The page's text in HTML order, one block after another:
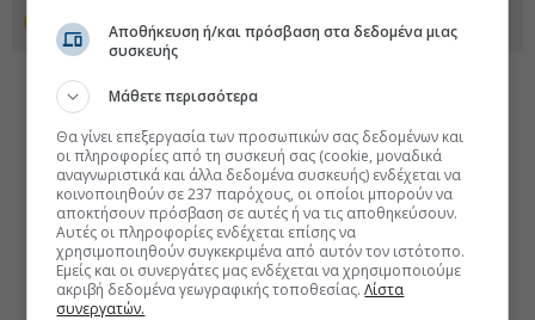
Προσθέστε το euro2day.gr στο Discover
Αποθήκευση ή/και πρόσβαση στα δεδομένα μιας
συσκευής
Μάθετε περισσότερα
Θα γίνει επεξεργασία των προσωπικών σας δεδομένων και
οι πληροφορίες από τη συσκευή σας (cookie, μοναδικά
αναγνωριστικά και άλλα δεδομένα συσκευής) ενδέχεται να
κοινοποιηθούν σε 237 παρόχους, οι οποίοι μπορούν να
αποκτήσουν πρόσβαση σε αυτές ή να τις αποθηκεύσουν.
Αυτές οι πληροφορίες ενδέχεται επίσης να
χρησιμοποιηθούν συγκεκριμένα από αυτόν τον ιστότοπο.
Εμείς και οι συνεργάτες μας ενδέχεται να χρησιμοποιούμε
ακριβή δεδομένα γεωγραφικής τοποθεσίας.Λίστα
συνεργατών.